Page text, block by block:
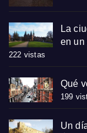
La
en un
222 vistas
Qué
199
Un